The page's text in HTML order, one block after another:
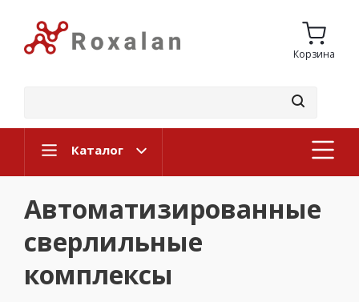
Корзина
Каталог
Автоматизированные
сверлильные
комплексы